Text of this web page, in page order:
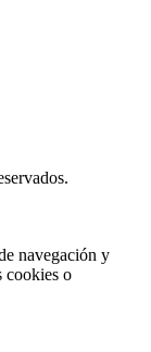
navegación y
cookies o